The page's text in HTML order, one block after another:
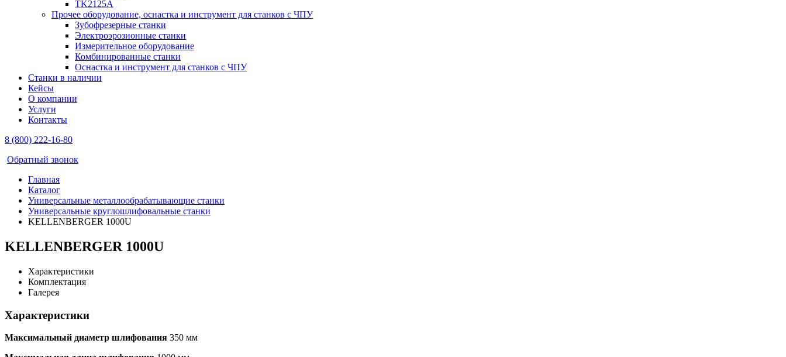
TK2125A
Прочее оборудование, оснастка и инструмент для станков с ЧПУ
Зубофрезерные станки
Электроэрозионные станки
Измерительное оборудование
Комбинированные станки
Оснастка и инструмент для станков с ЧПУ
Станки в наличии
Кейсы
О компании
Услуги
Контакты
8 (800) 222-16-80
Обратный звонок
Главная
Каталог
Универсальные металлообрабатывающие станки
Универсальные круглошлифовальные станки
KELLENBERGER 1000U
KELLENBERGER 1000U
Характеристики
Комплектация
Галерея
Характеристики
Максимальный диаметр шлифования 350 мм